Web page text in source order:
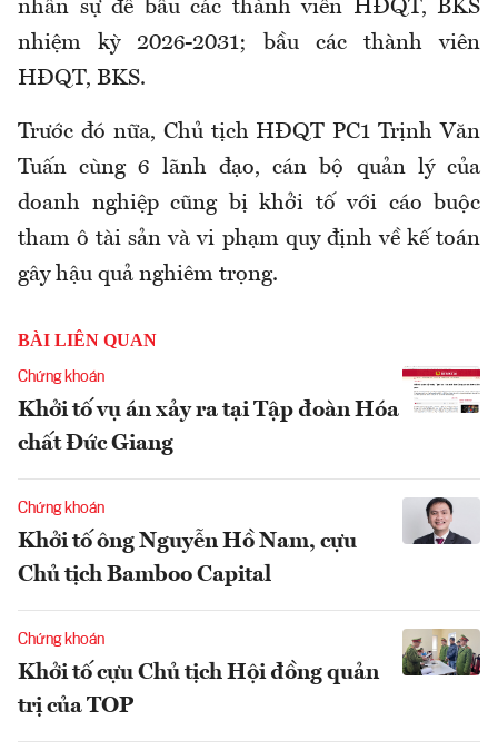
nhân sự để bầu các thành viên HĐQT, BKS
nhiệm kỳ 2026-2031; bầu các thành viên
HĐQT, BKS.
Trước đó nữa, Chủ tịch HĐQT PC1 Trịnh Văn
Tuấn cùng 6 lãnh đạo, cán bộ quản lý của
doanh nghiệp cũng bị khởi tố với cáo buộc
tham ô tài sản và vi phạm quy định về kế toán
gây hậu quả nghiêm trọng.
BÀI LIÊN QUAN
Chứng khoán
Khởi tố vụ án xảy ra tại Tập đoàn Hóa
chất Đức Giang
Chứng khoán
Khởi tố ông Nguyễn Hồ Nam, cựu
Chủ tịch Bamboo Capital
Chứng khoán
Khởi tố cựu Chủ tịch Hội đồng quản
trị của TOP